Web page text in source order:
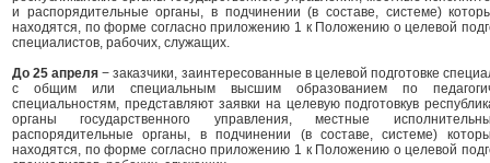
и распорядительные органы, в подчинении (в составе, системе)
находятся, по форме согласно приложению 1 к Положению о целевой
специалистов, рабочих, служащих.
До 25 апреля− заказчики, заинтересованные в целевой подготовке
с общим или специальным высшим образованием по
специальностям, представляют заявки на целевую подготовкув
органы государственного управления, местные
распорядительные органы, в подчинении (в составе, системе)
находятся, по форме согласно приложению 1 к Положению о целевой